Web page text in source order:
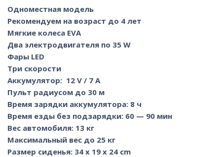
Одноместная модель
Рекомендуем на возраст до 4 лет
Мягкие колеса EVA
Два электродвигателя по 35 W
Фары LED
Три скорости
Аккумулятор: 12 V / 7 A
Пульт радиусом до 30 м
Время зарядки аккумулятора: 8 ч
Время езды без подзарядки: 60 — 90 мин
Вес автомобиля: 13 кг
Максимальный вес до 25 кг
Размер сиденья: 34 x 19 x 24 сm